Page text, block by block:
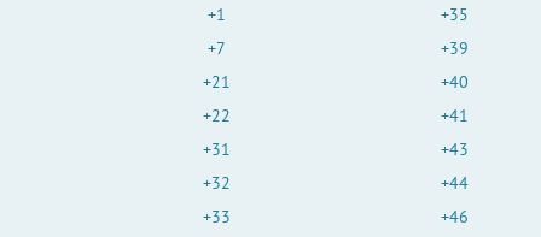
+1
+7
+21
+22
+31
+32
+33
+35
+39
+40
+41
+43
+44
+46